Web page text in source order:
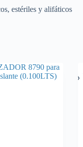
estériles y alifáticos